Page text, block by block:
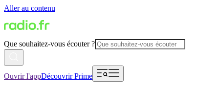
Aller au contenu
Que souhaitez-vous écouter ?
Ouvrir l'appDécouvrir Prime